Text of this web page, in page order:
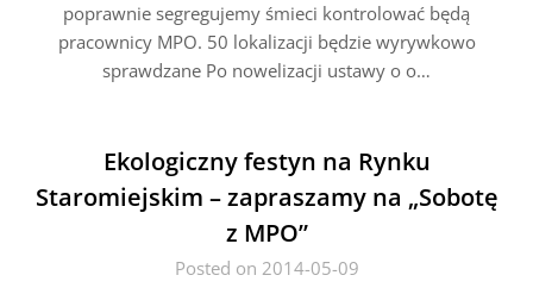
poprawnie segregujemy śmieci kontrolować będą
pracownicy MPO. 50 lokalizacji będzie wyrywkowo
sprawdzane Po nowelizacji ustawy o o…
Ekologiczny festyn na Rynku
Staromiejskim – zapraszamy na „Sobotę
z MPO”
Posted on 2014-05-09